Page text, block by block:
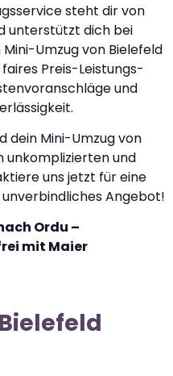
steht dir von
unterstützt dich bei
Umzug von Bielefeld
Preis-Leistungs-
und
dein Mini-Umzug von
unkomplizierten und
uns jetzt für eine
Angebot!
Ordu –
mit Maier